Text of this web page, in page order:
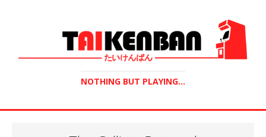
NOTHING BUT PLAYING...